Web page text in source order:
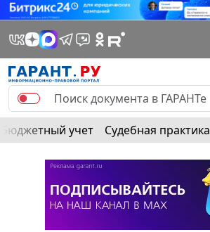
Бюджетный учет Судебная практика